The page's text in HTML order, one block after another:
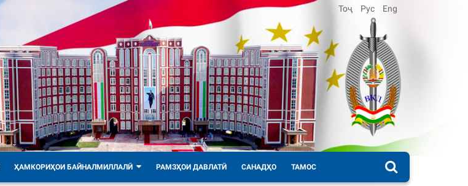
Тоҷ Рус Eng
ҲАМКОРИҲОИ БАЙНАЛМИЛЛАЛӢ РАМЗҲОИ ДАВЛАТӢ САНАДҲО ТАМОС